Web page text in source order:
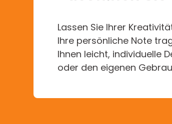
Lassen Sie Ihrer
Ihre persönliche Note
Ihnen leicht, individuelle
oder den eigenen